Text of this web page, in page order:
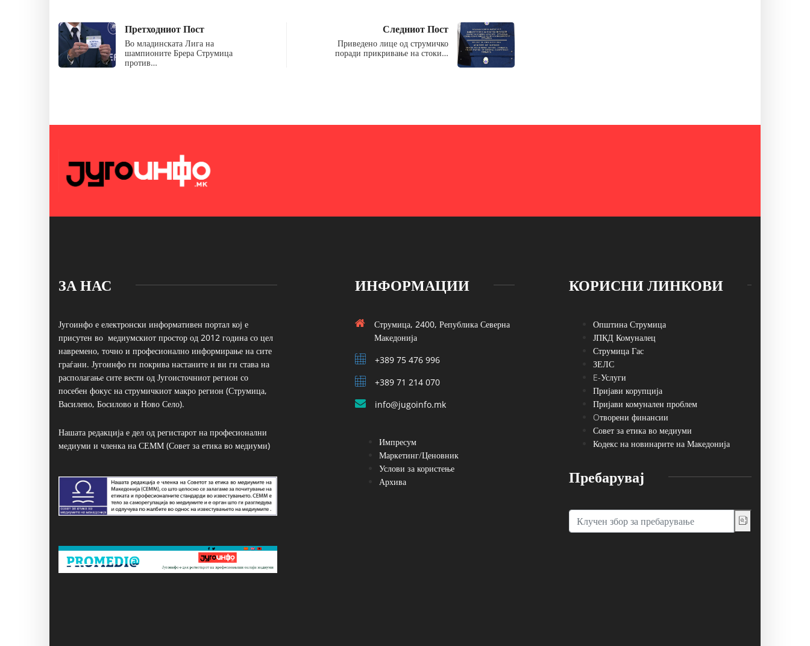
Претходниот Пост
Во младинската Лига на
шампионите Брера Струмица
против…
Следниот Пост
Приведено лице од струмичко
поради прикривање на стоки…
ЗА НАС
Југоинфо е електронски информативен портал кој е
присутен во медиумскиот простор од 2012 година со цел
навремено, точно и професионално информирање на сите
граѓани. Југоинфо ги покрива настаните и ви ги става на
располагање сите вести од Југоисточниот регион со
посебен фокус на струмичкиот макро регион (Струмица,
Василево, Босилово и Ново Село).
Нашата редакција е дел од регистарот на професионални
медиуми и членка на СЕММ (Совет за етика во медиуми)
ИНФОРМАЦИИ
Струмица, 2400, Република Северна
Македонија
+389 75 476 996
+389 71 214 070
info@jugoinfo.mk
Импресум
Маркетинг/Ценовник
Услови за користење
Архива
КОРИСНИ ЛИНКОВИ
Општина Струмица
ЈПКД Комуналец
Струмица Гас
ЗЕЛС
E-Услуги
Пријави корупција
Пријави комунален проблем
Oтворени финансии
Совет за етика во медиуми
Кодекс на новинарите на Македонија
Пребарувај